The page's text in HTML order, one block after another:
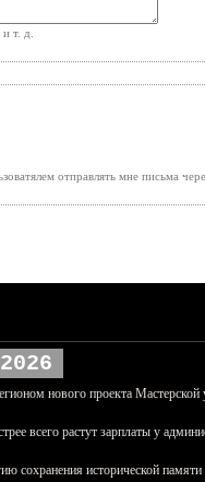
т. д.
отправлять мне письма
нового проекта Мастерской
всего растут зарплаты у
сохранения исторической памяти